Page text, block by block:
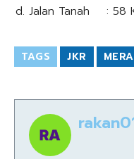
Jalan Tanah : 58
TAGS JKR